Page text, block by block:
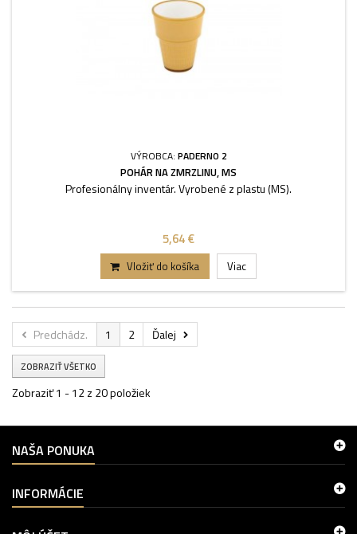
VÝROBCA: PADERNO 2
POHÁR NA ZMRZLINU, MS
Profesionálny inventár. Vyrobené z plastu (MS).
5,64 €
Vložiť do košíka Viac
Predchádz. 1 2 Ďalej
ZOBRAZIŤ VŠETKO
Zobraziť 1 - 12 z 20 položiek
NAŠA PONUKA
INFORMÁCIE